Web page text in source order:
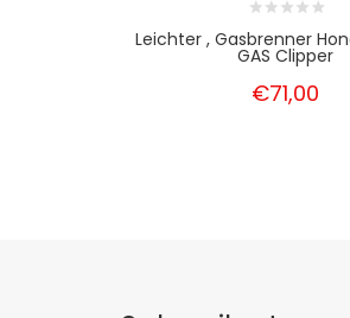
Leichter , Gasbrenner
GAS Clipper
€71,00